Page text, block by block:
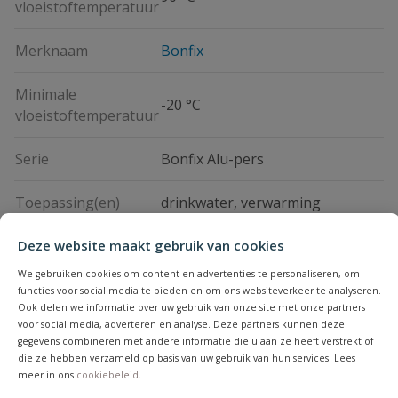
Deze website maakt gebruik van cookies
We gebruiken cookies om content en advertenties te personaliseren, om
functies voor social media te bieden en om ons websiteverkeer te analyseren.
Ook delen we informatie over uw gebruik van onze site met onze partners
voor social media, adverteren en analyse. Deze partners kunnen deze
gegevens combineren met andere informatie die u aan ze heeft verstrekt of
die ze hebben verzameld op basis van uw gebruik van hun services. Lees
meer in ons cookiebeleid.
vloeistoftemperatuur
Merknaam Bonfix
Minimale
vloeistoftemperatuur
-20 °C
Serie Bonfix Alu-pers
Toepassing(en) drinkwater, verwarming
alupersbonfix koppelingen
meerlagenbuis
alupersbonfix_koppelingen-
meerlagenbuis-FLD.pdf
Download
Vraag en antwoord
Kan ik Bonfix meerlagenbuis ook
Beoordelingen